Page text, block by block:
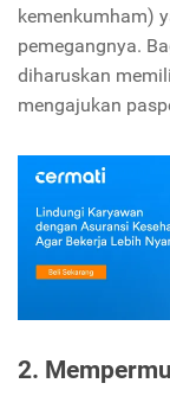
kemenkumham)
pemegangnya.
diharuskan
mengajukan
2.